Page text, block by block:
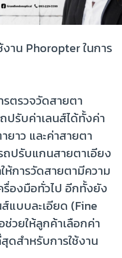
งาน Phoropter ในการ
รตรวจวัดสายตา
ปรับค่าเลนส์ได้ทั้งค่า
ยาว และค่าสายตา
ถปรับแกนสายตาเอียง
ห้การวัดสายตามีความ
รื่องมือทั่วไป อีกทั้งยัง
แบบละเอียด (Fine
วยให้ลูกค้าเลือกค่า
ดสำหรับการใช้งาน